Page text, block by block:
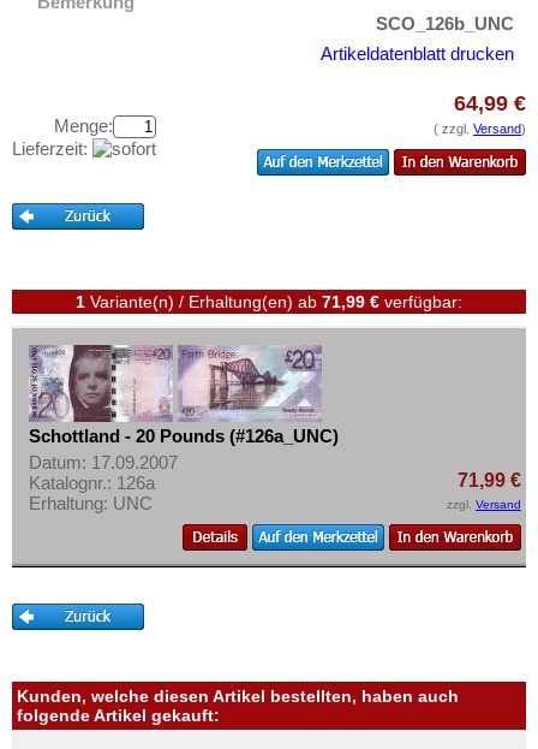
Slowakei
Slowenien
Spitzbergen
Transnistrien
Tschechische Republik
Tschechoslowakei
Türkei
Ukraine
Ungarn
Vatikan
Weissrussland
Testbanknoten
Aufbewahrung
Gutscheine
Ihre Bewertungen
Informationen
Preislisten
Ankauf
Erhaltungsgrade
Gratisbanknoten
FAQ
Privatsphäre und Datenschutz
Liefer- und Versandkosten
AGB
SCO_126b_UNC
Artikeldatenblatt drucken
Menge:
Lieferzeit:
64,99 €
( zzgl. Versand)
1 Variante(n) / Erhaltung(en) ab 71,99 € verfügbar:
Schottland - 20 Pounds (#126a_UNC)
Datum: 17.09.2007
Katalognr.: 126a
Erhaltung: UNC
71,99 €
zzgl. Versand
Kunden, welche diesen Artikel bestellten, haben auch
folgende Artikel gekauft: